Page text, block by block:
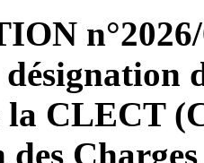
la CLECT